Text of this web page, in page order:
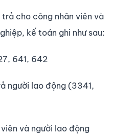
cho công nhân viên và
kế toán ghi như sau:
641, 642
người lao động (3341,
và người lao động